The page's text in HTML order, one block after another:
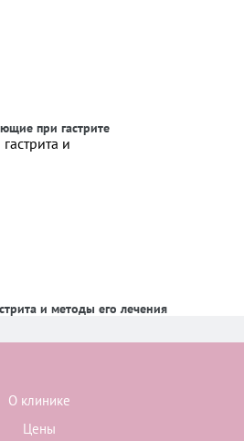
при гастрите
и методы его лечения
О клинике
Цены